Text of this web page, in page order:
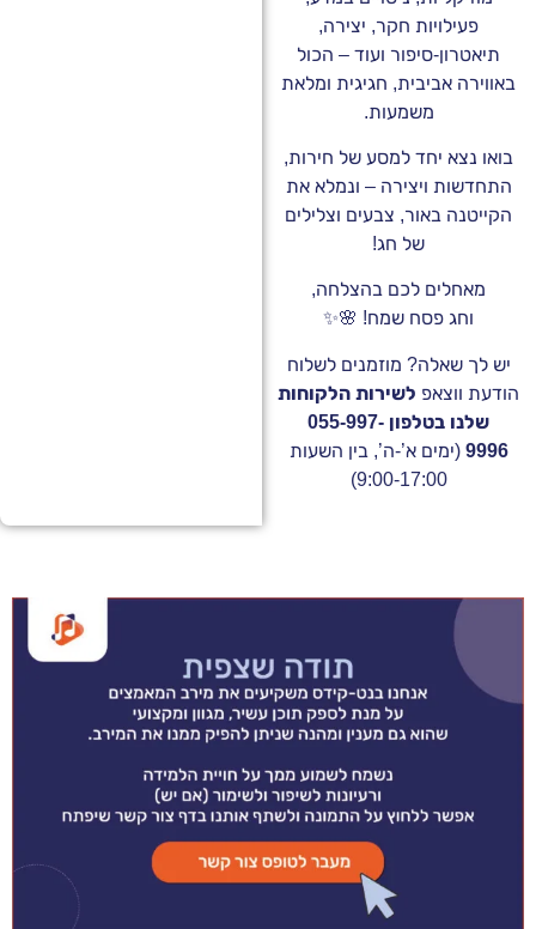
חקר, יצירה,
סיפור ועוד – הכול
אביבית, חגיגית ומלאת
משמעות.
יחד למסע של חירות,
ויצירה – ונמלא את
באור, צבעים וצלילים
לכם בהצלחה,
פסח שמח! 🌸✨
שאלה? מוזמנים לשלוח
ווצאפלשירות הלקוחות
שלנו בטלפון 055-997-
(ימים א’-ה’, בין השעות
9:00-17:00)